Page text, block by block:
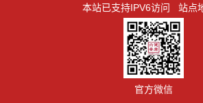
本站已支持IPV6访问
站点
官方微信